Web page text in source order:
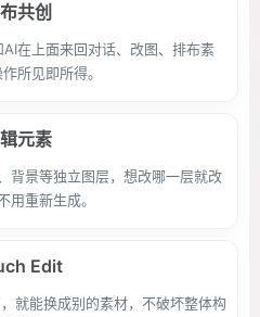
共创
在上面来回对话、改图、排布素
所见即所得。
元素
背景等独立图层，想改哪一层就改
用重新生成。
Edit
就能换成别的素材，不破坏整体构